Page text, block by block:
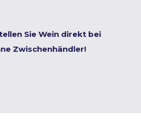
Sie Wein direkt bei
Zwischenhändler!